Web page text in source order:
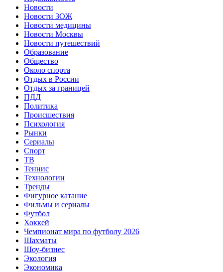
Новости
Новости ЗОЖ
Новости медицины
Новости Москвы
Новости путешествий
Образование
Общество
Около спорта
Отдых в России
Отдых за границей
ПДД
Политика
Происшествия
Психология
Рынки
Сериалы
Спорт
ТВ
Теннис
Технологии
Тренды
Фигурное катание
Фильмы и сериалы
Футбол
Хоккей
Чемпионат мира по футболу 2026
Шахматы
Шоу-бизнес
Экология
Экономика